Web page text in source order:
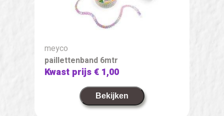
meyco
paillettenband 6mtr
Kwast prijs€ 1,00
Bekijken